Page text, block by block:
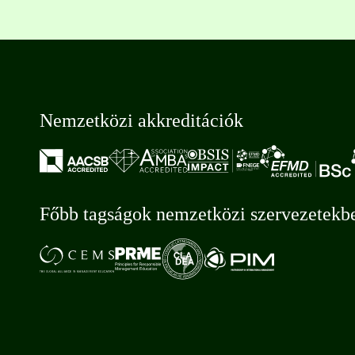
Nemzetközi akkreditációk
Főbb tagságok nemzetközi